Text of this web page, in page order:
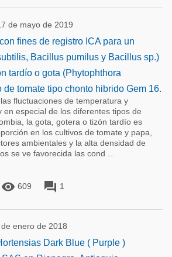
de mayo de 2019
fines de registro ICA para un
Bacillus pumilus y Bacillus sp.)
tardío o gota (Phytophthora
de tomate tipo chonto hibrido Gem 16.
fluctuaciones de temperatura y
en especial de los diferentes tipos de
la gota, gotera o tizón tardío es
en los cultivos de tomate y papa,
ambientales y la alta densidad de
se ve favorecida las cond ...
remove_red_eye 609 forum 1
enero de 2018
Dark Blue ( Purple )